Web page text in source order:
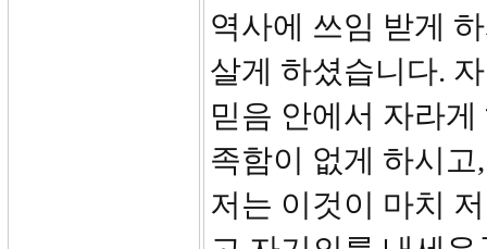
역사에 쓰임 받게
살게 하셨습니다.
믿음 안에서 자라
족함이 없게 하시
저는 이것이 마치